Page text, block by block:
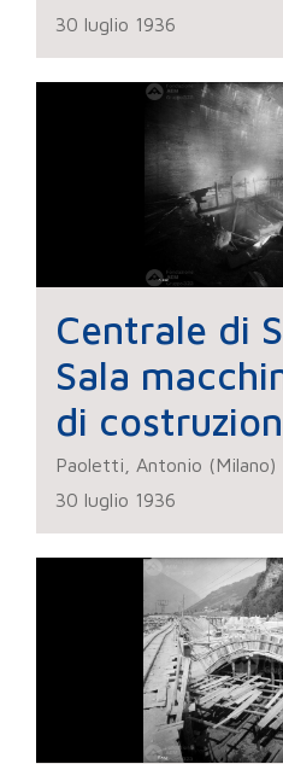
30 luglio 1936
Centrale di
Sala
di
Paoletti, Antonio (Milano)
30 luglio 1936